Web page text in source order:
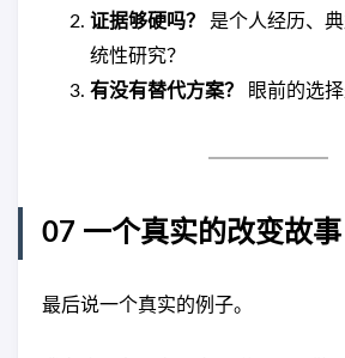
证据够硬吗？
是个人经历、
统性研究？
有没有替代方案？
眼前的选
07 一个真实的改变故事
最后说一个真实的例子。